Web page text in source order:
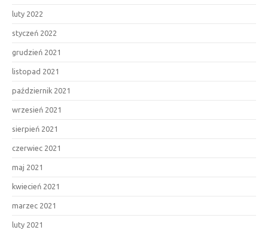
luty 2022
styczeń 2022
grudzień 2021
listopad 2021
październik 2021
wrzesień 2021
sierpień 2021
czerwiec 2021
maj 2021
kwiecień 2021
marzec 2021
luty 2021